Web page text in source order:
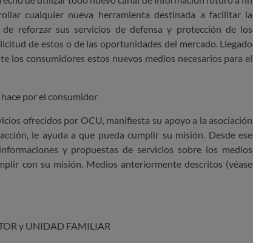
cualquier nueva herramienta destinada a facilitar la
reforzar sus servicios de defensa y protección de los
de estos o de las oportunidades del mercado. Llegado
los consumidores estos nuevos medios necesarios para el
por el consumidor
ofrecidos por OCU, manifiesta su apoyo a la asociación
le ayuda a que pueda cumplir su misión. Desde ese
y propuestas de servicios sobre los medios
con su misión. Medios anteriormente descritos (véase
y UNIDAD FAMILIAR